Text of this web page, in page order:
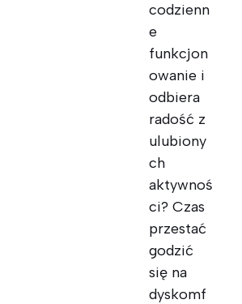
codzienn
e
funkcjon
owanie i
odbiera
radość z
ulubiony
ch
aktywnoś
ci? Czas
przestać
godzić
się na
dyskomf